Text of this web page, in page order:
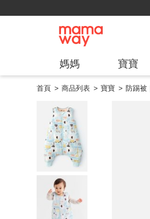
媽媽 寶寶
首頁 商品列表 寶寶 防踢被